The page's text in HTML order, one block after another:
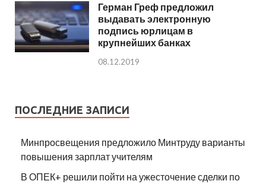
Герман Греф предложил
выдавать электронную
подпись юрлицам в
крупнейших банках
08.12.2019
ПОСЛЕДНИЕ ЗАПИСИ
Минпросвещения предложило Минтруду варианты
повышения зарплат учителям
В ОПЕК+ решили пойти на ужесточение сделки по